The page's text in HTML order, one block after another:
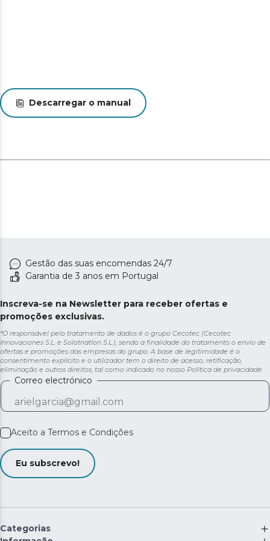
Descarregar o manual
Gestão das suas encomendas 24/7
Garantia de 3 anos em Portugal
Inscreva-se na Newsletter para receber ofertas e
promoções exclusivas.
*O responsável pelo tratamento de dados é o grupo Cecotec (Cecotec
Innovaciones S.L. e Solotriatlon S.L.), sendo a finalidade do tratamento o envio de
ofertas e promoções das empresas do grupo. A base de legitimidade é o
consentimento explícito e o utilizador tem o direito de acesso, retificação,
eliminação e outros direitos, tal como indicado no nosso Política de privacidade
Correo electrónico
Aceito a Termos e Condições
Eu subscrevo!
Categorias